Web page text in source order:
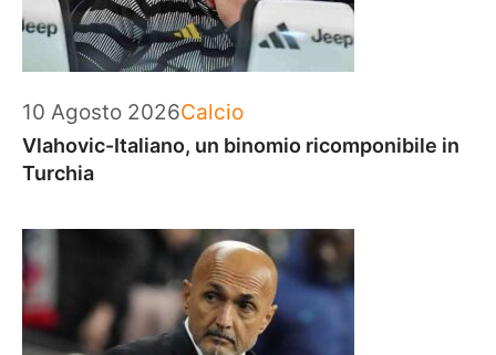
10 Agosto 2026Categorie
Calcio
Vlahovic-Italiano, un binomio ricomponibile in
Turchia